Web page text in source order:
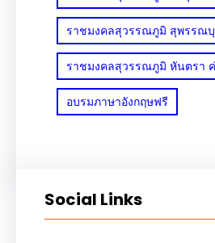
ราชมงคลสุวรรณภูมิ สุพรรณบุ
ราชมงคลสุวรรณภูมิ หันตรา
อบรมภาษาอังกฤษฟรี
Social Links